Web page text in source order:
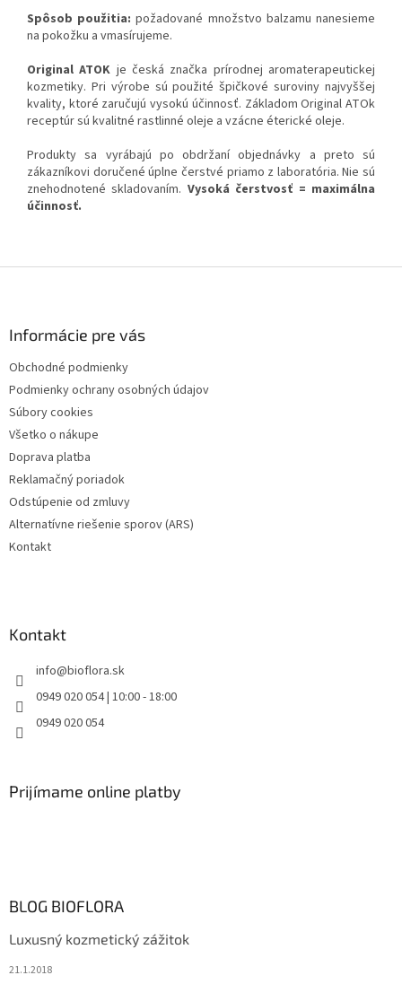
Spôsob použitia:požadované množstvo balzamu nanesieme
na pokožku a vmasírujeme.
Original ATOK je česká značka prírodnej aromaterapeutickej
kozmetiky. Pri výrobe sú použité špičkové suroviny najvyššej
kvality, ktoré zaručujú vysokú účinnosť. Základom Original ATOk
receptúr sú kvalitné rastlinné oleje a vzácne éterické oleje.
Produkty sa vyrábajú po obdržaní objednávky a preto sú
zákazníkovi doručené úplne čerstvé priamo z laboratória. Nie sú
znehodnotené skladovaním. Vysoká čerstvosť = maximálna
účinnosť.
Informácie pre vás
Obchodné podmienky
Podmienky ochrany osobných údajov
Súbory cookies
Všetko o nákupe
Doprava platba
Reklamačný poriadok
Odstúpenie od zmluvy
Alternatívne riešenie sporov (ARS)
Kontakt
Kontakt
info@bioflora.sk
0949 020 054 | 10:00 - 18:00
0949 020 054
Prijímame online platby
BLOG BIOFLORA
Luxusný kozmetický zážitok
21.1.2018